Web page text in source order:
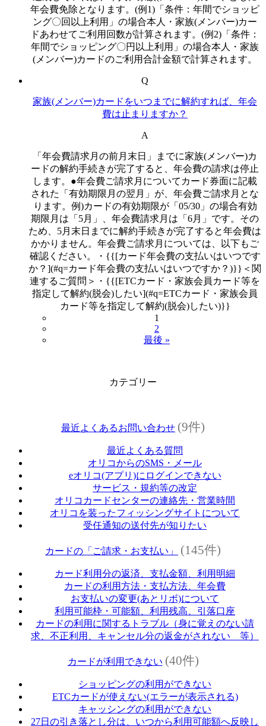
年会費免除となります。(例1)「条件：年間でショッピ
ング〇回以上利用」の場合本人・家族(メンバー)カー
ドあわせてご利用回数が計算されます。(例2)「条件：
年間でショッピング〇円以上利用」の場合本人・家族
(メンバー)カードのご利用合計金額で計算されます。
Q
家族(メンバー)カードをいつまでに解約すれば、年会
費は止まりますか？
A
「年会費請求月の前月末日」までに家族(メンバー)カ
ードの解約手続きが完了すると、年会費の請求は停止
します。●年会費ご請求月についてカード券面に記載
された「有効期限月の翌月」が、年会費ご請求月とな
ります。例)カードの有効期限が「05/30」の場合有効
期限月は「5月」、年会費請求月は「6月」です。その
ため、5月末日までに解約手続きが完了すると年会費は
かかりません。年会費ご請求月については、以下もご
確認ください。・{{[カード年会費の支払いはいつです
か？](#q=カード年会費の支払いはいつですか？)}}＜関
連するご質問＞・{{[ETCカード・家族会員カード等を
指定して解約(脱会)したい](#q=ETCカード・家族会員
カード等を指定して解約(脱会)したい)}}
1
2
最後 »
カテゴリー
最近よくあるお問い合わせ (9件)
最近よくある質問
オリコからのSMS・メール
eオリコ(アプリ)にログインできない
サービス・規約等の改定
オリコカードセンターの連絡先・営業時間
オリコを装ったフィッシングサイトについて
受任通知の送付先が知りたい
カードの「ご請求・お支払い」 (145件)
カード利用分の返済、支払金額、利用明細
カードの利用方法・支払方法、年会費
お支払いの変更(あとリボ)について
利用可能枠・可能額、利用残高、引落口座
カードの利用に関するトラブル（身に覚えのない請
求、不正利用、キャンセル分の返金がされない 等）
カードが利用できない (40件)
ショッピングの利用ができない
ETCカードが使えない(エラーが表示される)
キャッシングの利用ができない
27日の引き落とし分は、いつから利用可能額へ反映し